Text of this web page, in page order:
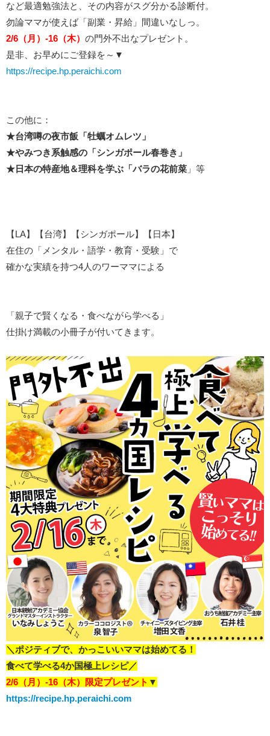
など最適勉強法と、その内容がスグ分かる診断付。
勿論ママが使えば「副業・昇給」間違いなしっ。
2/6（月）-16（木） の門外不出なプレゼント。
是非、お早めにご登録を～▼
https://recipe.hp.peraichi.com
この他に：
★台湾噂の夜市飯「牡蠣オムレツ」
★やみつき系触感の「シンガポール春巻き」
★日本の特産地＆理科を学ぶ「バラの花前菜 」等
【LA】【台湾】【シンガポール】【日本】
在住の「メンタル・語学・教育・受験」で
確かな実績を持つ4人のワーママによる
「親子で賢くなる・食べながら学べる」
仕掛け満載の小冊子が付いてきます。
＼ポジティブで、かっこいいママは始めてる！
食べて学べる4か国極上レシピ／
2/6（月）-16（木）限定プレゼント ▼
https://recipe.hp.peraichi.com